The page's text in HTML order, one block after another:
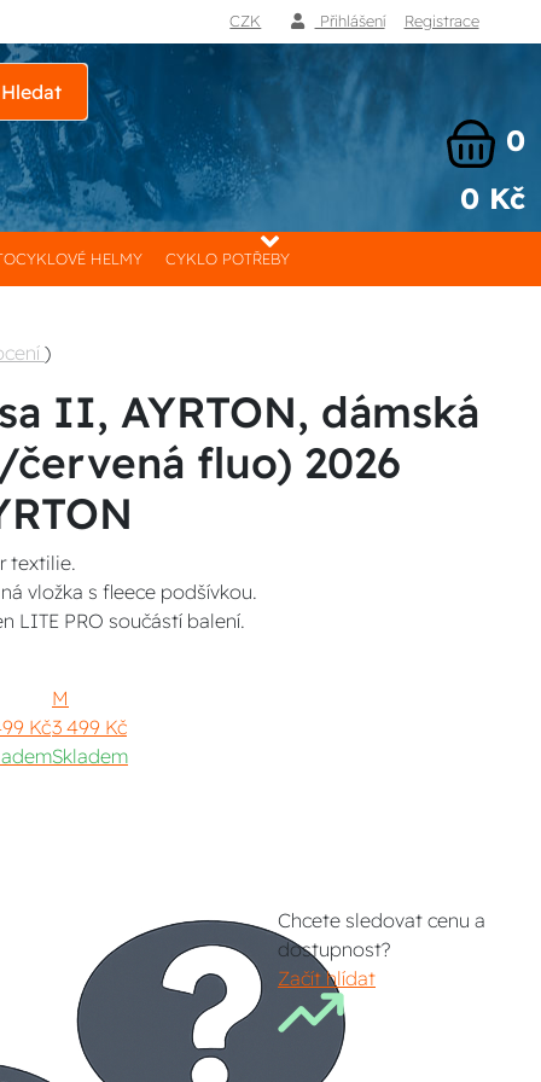
CZK Přihlášení Registrace
Hledat
0
0 Kč
HELMY CYKLO POTŘEBY
)
II, AYRTON, dámská
fluo) 2026
textilie.
vložka s fleece podšívkou.
LITE PRO součástí balení.
Kč
M
3 499 Kč
Skladem
Chcete sledovat cenu a
dostupnost?
Začít hlídat